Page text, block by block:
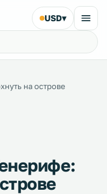
USD▾
на острове